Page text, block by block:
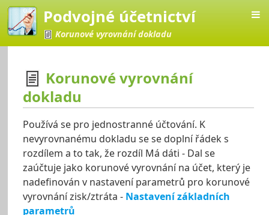
Podvojné účetnictví
Korunové vyrovnání dokladu
Korunové vyrovnání
dokladu
Používá se pro jednostranné účtování. K
nevyrovnanému dokladu se se doplní řádek s
rozdílem a to tak, že rozdíl Má dáti - Dal se
zaúčtuje jako korunové vyrovnání na účet, který je
nadefinován v nastavení parametrů pro korunové
vyrovnání zisk/ztráta - Nastavení základních
parametrů